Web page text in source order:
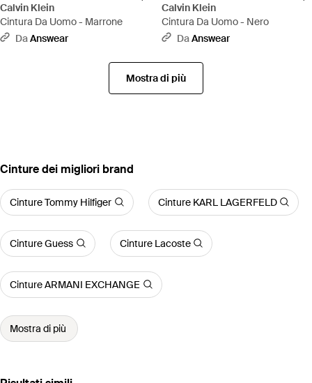
Calvin Klein
Cintura Da Uomo - Marrone
DaAnswear
Calvin Klein
Cintura Da Uomo - Nero
DaAnswear
Mostra di più
‪Cinture‬ dei migliori brand
Cinture Tommy Hilfiger Cinture KARL LAGERFELD
Cinture Guess Cinture Lacoste
Cinture ARMANI EXCHANGE
Mostra di più